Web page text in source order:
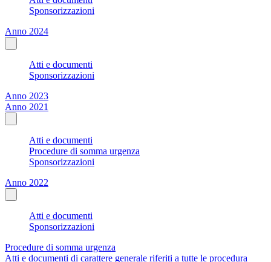
Sponsorizzazioni
Anno 2024
Atti e documenti
Sponsorizzazioni
Anno 2023
Anno 2021
Atti e documenti
Procedure di somma urgenza
Sponsorizzazioni
Anno 2022
Atti e documenti
Sponsorizzazioni
Procedure di somma urgenza
Atti e documenti di carattere generale riferiti a tutte le procedura